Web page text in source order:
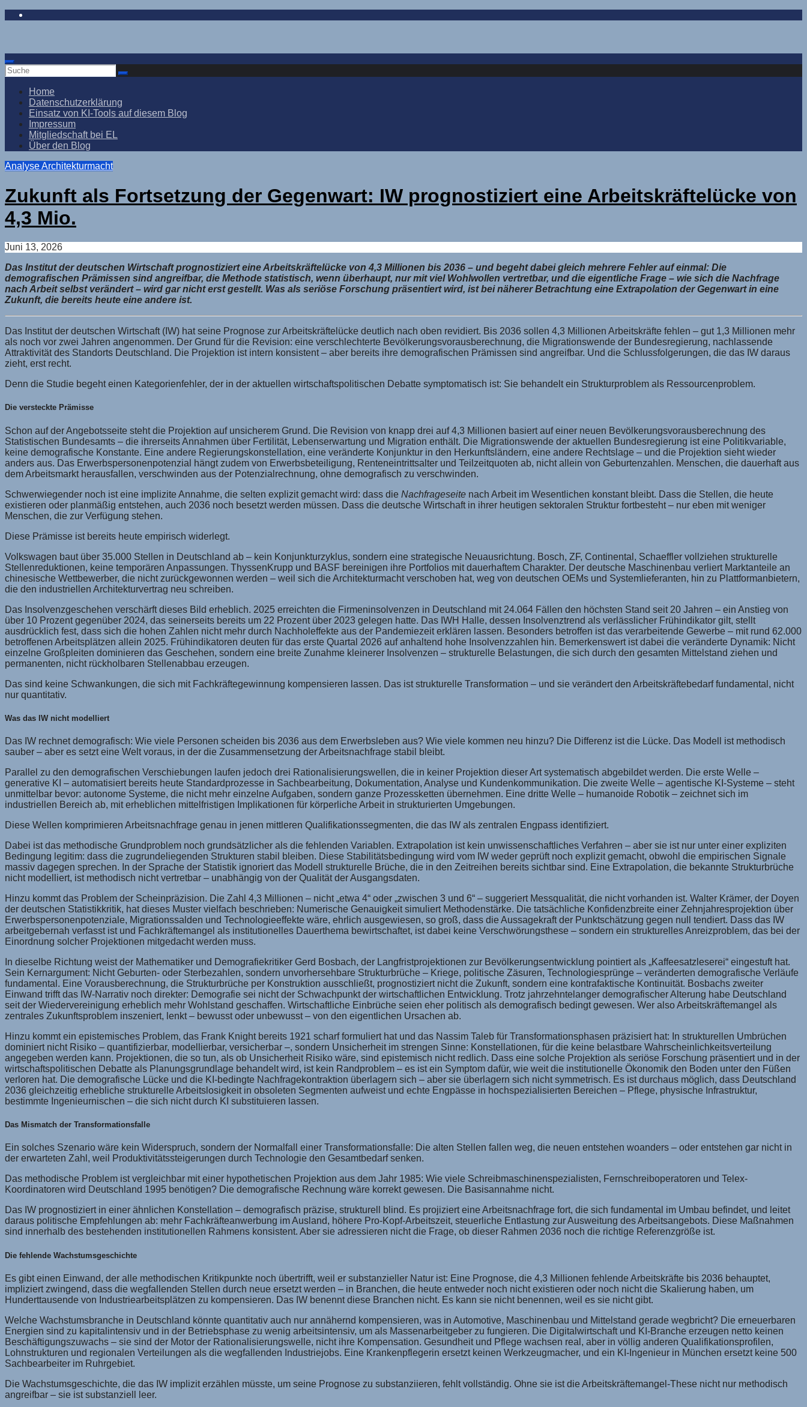
Zum
Home
Datenschutzerklärung
Einsatz von KI-Tools auf diesem Blog
Impressum
Mitgliedschaft bei EL
Über den Blog
AnalyseArchitekturmacht
Zukunft als Fortsetzung der Gegenwart: IW prognostiziert eine Arbeitskräftelücke von
4,3 Mio.
Juni 13, 2026
Das Institut der deutschen Wirtschaft prognostiziert eine Arbeitskräftelücke von 4,3 Millionen bis 2036 – und begeht dabei gleich mehrere Fehler auf einmal: Die
demografischen Prämissen sind angreifbar, die Methode statistisch, wenn überhaupt, nur mit viel Wohlwollen vertretbar, und die eigentliche Frage – wie sich die Nachfrage
nach Arbeit selbst verändert – wird gar nicht erst gestellt. Was als seriöse Forschung präsentiert wird, ist bei näherer Betrachtung eine Extrapolation der Gegenwart in eine
Zukunft, die bereits heute eine andere ist.
Das Institut der deutschen Wirtschaft (IW) hat seine Prognose zur Arbeitskräftelücke deutlich nach oben revidiert. Bis 2036 sollen 4,3 Millionen Arbeitskräfte fehlen – gut 1,3 Millionen mehr
als noch vor zwei Jahren angenommen. Der Grund für die Revision: eine verschlechterte Bevölkerungsvorausberechnung, die Migrationswende der Bundesregierung, nachlassende
Attraktivität des Standorts Deutschland. Die Projektion ist intern konsistent – aber bereits ihre demografischen Prämissen sind angreifbar. Und die Schlussfolgerungen, die das IW daraus
zieht, erst recht.
Denn die Studie begeht einen Kategorienfehler, der in der aktuellen wirtschaftspolitischen Debatte symptomatisch ist: Sie behandelt ein Strukturproblem als Ressourcenproblem.
Die versteckte Prämisse
Schon auf der Angebotsseite steht die Projektion auf unsicherem Grund. Die Revision von knapp drei auf 4,3 Millionen basiert auf einer neuen Bevölkerungsvorausberechnung des
Statistischen Bundesamts – die ihrerseits Annahmen über Fertilität, Lebenserwartung und Migration enthält. Die Migrationswende der aktuellen Bundesregierung ist eine Politikvariable,
keine demografische Konstante. Eine andere Regierungskonstellation, eine veränderte Konjunktur in den Herkunftsländern, eine andere Rechtslage – und die Projektion sieht wieder
anders aus. Das Erwerbspersonenpotenzial hängt zudem von Erwerbsbeteiligung, Renteneintrittsalter und Teilzeitquoten ab, nicht allein von Geburtenzahlen. Menschen, die dauerhaft aus
dem Arbeitsmarkt herausfallen, verschwinden aus der Potenzialrechnung, ohne demografisch zu verschwinden.
Schwerwiegender noch ist eine implizite Annahme, die selten explizit gemacht wird: dass die Nachfrageseite nach Arbeit im Wesentlichen konstant bleibt. Dass die Stellen, die heute
existieren oder planmäßig entstehen, auch 2036 noch besetzt werden müssen. Dass die deutsche Wirtschaft in ihrer heutigen sektoralen Struktur fortbesteht – nur eben mit weniger
Menschen, die zur Verfügung stehen.
Diese Prämisse ist bereits heute empirisch widerlegt.
Volkswagen baut über 35.000 Stellen in Deutschland ab – kein Konjunkturzyklus, sondern eine strategische Neuausrichtung. Bosch, ZF, Continental, Schaeffler vollziehen strukturelle
Stellenreduktionen, keine temporären Anpassungen. ThyssenKrupp und BASF bereinigen ihre Portfolios mit dauerhaftem Charakter. Der deutsche Maschinenbau verliert Marktanteile an
chinesische Wettbewerber, die nicht zurückgewonnen werden – weil sich die Architekturmacht verschoben hat, weg von deutschen OEMs und Systemlieferanten, hin zu Plattformanbietern,
die den industriellen Architekturvertrag neu schreiben.
Das Insolvenzgeschehen verschärft dieses Bild erheblich. 2025 erreichten die Firmeninsolvenzen in Deutschland mit 24.064 Fällen den höchsten Stand seit 20 Jahren – ein Anstieg von
über 10 Prozent gegenüber 2024, das seinerseits bereits um 22 Prozent über 2023 gelegen hatte. Das IWH Halle, dessen Insolvenztrend als verlässlicher Frühindikator gilt, stellt
ausdrücklich fest, dass sich die hohen Zahlen nicht mehr durch Nachholeffekte aus der Pandemiezeit erklären lassen. Besonders betroffen ist das verarbeitende Gewerbe – mit rund 62.000
betroffenen Arbeitsplätzen allein 2025. Frühindikatoren deuten für das erste Quartal 2026 auf anhaltend hohe Insolvenzzahlen hin. Bemerkenswert ist dabei die veränderte Dynamik: Nicht
einzelne Großpleiten dominieren das Geschehen, sondern eine breite Zunahme kleinerer Insolvenzen – strukturelle Belastungen, die sich durch den gesamten Mittelstand ziehen und
permanenten, nicht rückholbaren Stellenabbau erzeugen.
Das sind keine Schwankungen, die sich mit Fachkräftegewinnung kompensieren lassen. Das ist strukturelle Transformation – und sie verändert den Arbeitskräftebedarf fundamental, nicht
nur quantitativ.
Was das IW nicht modelliert
Das IW rechnet demografisch: Wie viele Personen scheiden bis 2036 aus dem Erwerbsleben aus? Wie viele kommen neu hinzu? Die Differenz ist die Lücke. Das Modell ist methodisch
sauber – aber es setzt eine Welt voraus, in der die Zusammensetzung der Arbeitsnachfrage stabil bleibt.
Parallel zu den demografischen Verschiebungen laufen jedoch drei Rationalisierungswellen, die in keiner Projektion dieser Art systematisch abgebildet werden. Die erste Welle –
generative KI – automatisiert bereits heute Standardprozesse in Sachbearbeitung, Dokumentation, Analyse und Kundenkommunikation. Die zweite Welle – agentische KI-Systeme – steht
unmittelbar bevor: autonome Systeme, die nicht mehr einzelne Aufgaben, sondern ganze Prozessketten übernehmen. Eine dritte Welle – humanoide Robotik – zeichnet sich im
industriellen Bereich ab, mit erheblichen mittelfristigen Implikationen für körperliche Arbeit in strukturierten Umgebungen.
Diese Wellen komprimieren Arbeitsnachfrage genau in jenen mittleren Qualifikationssegmenten, die das IW als zentralen Engpass identifiziert.
Dabei ist das methodische Grundproblem noch grundsätzlicher als die fehlenden Variablen. Extrapolation ist kein unwissenschaftliches Verfahren – aber sie ist nur unter einer expliziten
Bedingung legitim: dass die zugrundeliegenden Strukturen stabil bleiben. Diese Stabilitätsbedingung wird vom IW weder geprüft noch explizit gemacht, obwohl die empirischen Signale
massiv dagegen sprechen. In der Sprache der Statistik ignoriert das Modell strukturelle Brüche, die in den Zeitreihen bereits sichtbar sind. Eine Extrapolation, die bekannte Strukturbrüche
nicht modelliert, ist methodisch nicht vertretbar – unabhängig von der Qualität der Ausgangsdaten.
Hinzu kommt das Problem der Scheinpräzision. Die Zahl 4,3 Millionen – nicht „etwa 4“ oder „zwischen 3 und 6“ – suggeriert Messqualität, die nicht vorhanden ist. Walter Krämer, der Doyen
der deutschen Statistikkritik, hat dieses Muster vielfach beschrieben: Numerische Genauigkeit simuliert Methodenstärke. Die tatsächliche Konfidenzbreite einer Zehnjahresprojektion über
Erwerbspersonenpotenziale, Migrationssalden und Technologieeffekte wäre, ehrlich ausgewiesen, so groß, dass die Aussagekraft der Punktschätzung gegen null tendiert. Dass das IW
arbeitgebernah verfasst ist und Fachkräftemangel als institutionelles Dauerthema bewirtschaftet, ist dabei keine Verschwörungsthese – sondern ein strukturelles Anreizproblem, das bei der
Einordnung solcher Projektionen mitgedacht werden muss.
In dieselbe Richtung weist der Mathematiker und Demografiekritiker Gerd Bosbach, der Langfristprojektionen zur Bevölkerungsentwicklung pointiert als „Kaffeesatzleserei“ eingestuft hat.
Sein Kernargument: Nicht Geburten- oder Sterbezahlen, sondern unvorhersehbare Strukturbrüche – Kriege, politische Zäsuren, Technologiesprünge – veränderten demografische Verläufe
fundamental. Eine Vorausberechnung, die Strukturbrüche per Konstruktion ausschließt, prognostiziert nicht die Zukunft, sondern eine kontrafaktische Kontinuität. Bosbachs zweiter
Einwand trifft das IW-Narrativ noch direkter: Demografie sei nicht der Schwachpunkt der wirtschaftlichen Entwicklung. Trotz jahrzehntelanger demografischer Alterung habe Deutschland
seit der Wiedervereinigung erheblich mehr Wohlstand geschaffen. Wirtschaftliche Einbrüche seien eher politisch als demografisch bedingt gewesen. Wer also Arbeitskräftemangel als
zentrales Zukunftsproblem inszeniert, lenkt – bewusst oder unbewusst – von den eigentlichen Ursachen ab.
Hinzu kommt ein epistemisches Problem, das Frank Knight bereits 1921 scharf formuliert hat und das Nassim Taleb für Transformationsphasen präzisiert hat: In strukturellen Umbrüchen
dominiert nicht Risiko – quantifizierbar, modellierbar, versicherbar –, sondern Unsicherheit im strengen Sinne: Konstellationen, für die keine belastbare Wahrscheinlichkeitsverteilung
angegeben werden kann. Projektionen, die so tun, als ob Unsicherheit Risiko wäre, sind epistemisch nicht redlich. Dass eine solche Projektion als seriöse Forschung präsentiert und in der
wirtschaftspolitischen Debatte als Planungsgrundlage behandelt wird, ist kein Randproblem – es ist ein Symptom dafür, wie weit die institutionelle Ökonomik den Boden unter den Füßen
verloren hat. Die demografische Lücke und die KI-bedingte Nachfragekontraktion überlagern sich – aber sie überlagern sich nicht symmetrisch. Es ist durchaus möglich, dass Deutschland
2036 gleichzeitig erhebliche strukturelle Arbeitslosigkeit in obsoleten Segmenten aufweist und echte Engpässe in hochspezialisierten Bereichen – Pflege, physische Infrastruktur,
bestimmte Ingenieurnischen – die sich nicht durch KI substituieren lassen.
Das Mismatch der Transformationsfalle
Ein solches Szenario wäre kein Widerspruch, sondern der Normalfall einer Transformationsfalle: Die alten Stellen fallen weg, die neuen entstehen woanders – oder entstehen gar nicht in
der erwarteten Zahl, weil Produktivitätssteigerungen durch Technologie den Gesamtbedarf senken.
Das methodische Problem ist vergleichbar mit einer hypothetischen Projektion aus dem Jahr 1985: Wie viele Schreibmaschinenspezialisten, Fernschreiboperatoren und Telex-
Koordinatoren wird Deutschland 1995 benötigen? Die demografische Rechnung wäre korrekt gewesen. Die Basisannahme nicht.
Das IW prognostiziert in einer ähnlichen Konstellation – demografisch präzise, strukturell blind. Es projiziert eine Arbeitsnachfrage fort, die sich fundamental im Umbau befindet, und leitet
daraus politische Empfehlungen ab: mehr Fachkräfteanwerbung im Ausland, höhere Pro-Kopf-Arbeitszeit, steuerliche Entlastung zur Ausweitung des Arbeitsangebots. Diese Maßnahmen
sind innerhalb des bestehenden institutionellen Rahmens konsistent. Aber sie adressieren nicht die Frage, ob dieser Rahmen 2036 noch die richtige Referenzgröße ist.
Die fehlende Wachstumsgeschichte
Es gibt einen Einwand, der alle methodischen Kritikpunkte noch übertrifft, weil er substanzieller Natur ist: Eine Prognose, die 4,3 Millionen fehlende Arbeitskräfte bis 2036 behauptet,
impliziert zwingend, dass die wegfallenden Stellen durch neue ersetzt werden – in Branchen, die heute entweder noch nicht existieren oder noch nicht die Skalierung haben, um
Hunderttausende von Industriearbeitsplätzen zu kompensieren. Das IW benennt diese Branchen nicht. Es kann sie nicht benennen, weil es sie nicht gibt.
Welche Wachstumsbranche in Deutschland könnte quantitativ auch nur annähernd kompensieren, was in Automotive, Maschinenbau und Mittelstand gerade wegbricht? Die erneuerbaren
Energien sind zu kapitalintensiv und in der Betriebsphase zu wenig arbeitsintensiv, um als Massenarbeitgeber zu fungieren. Die Digitalwirtschaft und KI-Branche erzeugen netto keinen
Beschäftigungszuwachs – sie sind der Motor der Rationalisierungswelle, nicht ihre Kompensation. Gesundheit und Pflege wachsen real, aber in völlig anderen Qualifikationsprofilen,
Lohnstrukturen und regionalen Verteilungen als die wegfallenden Industriejobs. Eine Krankenpflegerin ersetzt keinen Werkzeugmacher, und ein KI-Ingenieur in München ersetzt keine 500
Sachbearbeiter im Ruhrgebiet.
Die Wachstumsgeschichte, die das IW implizit erzählen müsste, um seine Prognose zu substanziieren, fehlt vollständig. Ohne sie ist die Arbeitskräftemangel-These nicht nur methodisch
angreifbar – sie ist substanziell leer.